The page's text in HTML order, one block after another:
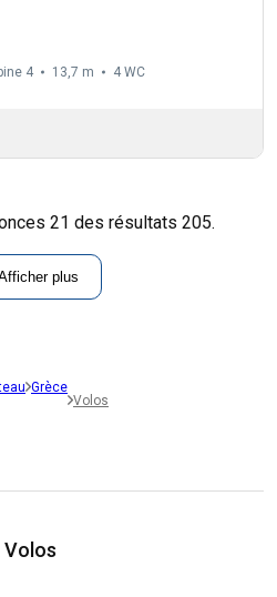
4 13,7 m 4 WC
21 des résultats 205.
plus
Grèce
Volos